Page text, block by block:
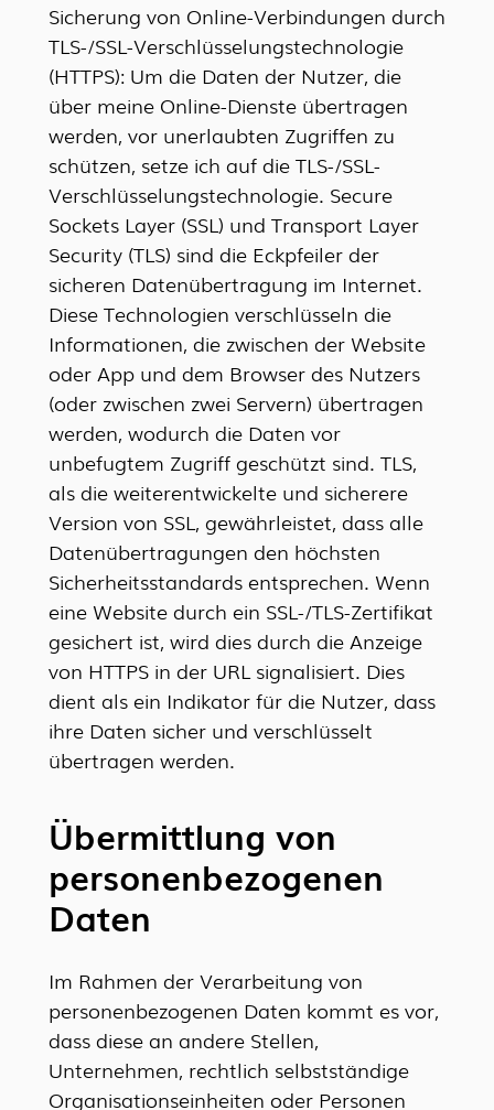
Sicherung von Online-Verbindungen durch
TLS-/SSL-Verschlüsselungstechnologie
(HTTPS): Um die Daten der Nutzer, die
über meine Online-Dienste übertragen
werden, vor unerlaubten Zugriffen zu
schützen, setze ich auf die TLS-/SSL-
Verschlüsselungstechnologie. Secure
Sockets Layer (SSL) und Transport Layer
Security (TLS) sind die Eckpfeiler der
sicheren Datenübertragung im Internet.
Diese Technologien verschlüsseln die
Informationen, die zwischen der Website
oder App und dem Browser des Nutzers
(oder zwischen zwei Servern) übertragen
werden, wodurch die Daten vor
unbefugtem Zugriff geschützt sind. TLS,
als die weiterentwickelte und sicherere
Version von SSL, gewährleistet, dass alle
Datenübertragungen den höchsten
Sicherheitsstandards entsprechen. Wenn
eine Website durch ein SSL-/TLS-Zertifikat
gesichert ist, wird dies durch die Anzeige
von HTTPS in der URL signalisiert. Dies
dient als ein Indikator für die Nutzer, dass
ihre Daten sicher und verschlüsselt
übertragen werden.
Übermittlung von
personenbezogenen
Daten
Im Rahmen der Verarbeitung von
personenbezogenen Daten kommt es vor,
dass diese an andere Stellen,
Unternehmen, rechtlich selbstständige
Organisationseinheiten oder Personen